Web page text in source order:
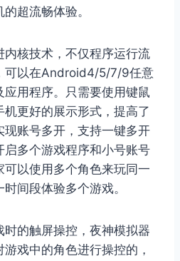
超流畅体验。
核技术，不仅程序运行流
可以在Android4/5/7/9任意
用程序。只需要使用键鼠
更好的展示形式，提高了
账号多开，支持一键多开
启多个游戏程序和小号账号
以使用多个角色来玩同一
间段体验多个游戏。
的触屏操控，夜神模拟器
戏中的角色进行操控的，